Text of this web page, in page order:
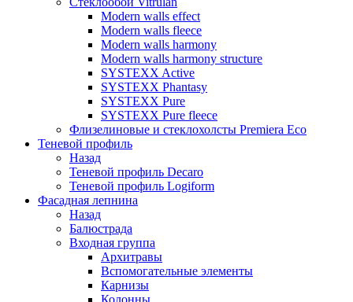
Modern walls effect
Modern walls fleece
Modern walls harmony
Modern walls harmony structure
SYSTEXX Active
SYSTEXX Phantasy
SYSTEXX Pure
SYSTEXX Pure fleece
Флизелиновые и стеклохолсты Premiera Eco
Теневой профиль
Назад
Теневой профиль Decaro
Теневой профиль Logiform
Фасадная лепнина
Назад
Балюстрада
Входная группа
Архитравы
Вспомогательные элементы
Карнизы
Колонны